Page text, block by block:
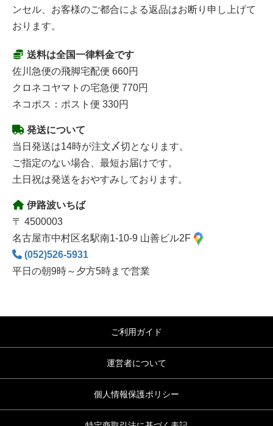
ンセル、お客様のご都合による返品はお断り申し上げて
おります。
送料は全国一律料金です
佐川急便の飛脚宅配便 660円
クロネコヤマトの宅急便 770円
ネコポス：ポスト便 330円
発送について
当日発送は14時が注文〆切となります。
ご指定のない場合、最短お届けです。
土日祝は発送をおやすみしております。
伊路波いちば
〒 4500003
名古屋市中村区名駅南1-10-9 山善ビル2F
(052)526-5931
平日の朝9時～夕方5時まで営業
ご利用ガイド
運営者について
個人情報保護ポリシー